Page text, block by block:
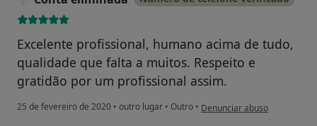
Excelente profissional, humano acima de tudo,
qualidade que falta a muitos. Respeito e
gratidão por um profissional assim.
25 de fevereiro de 2020 • outro lugar • Outro • na opinião do utilizador
Denunciar abuso